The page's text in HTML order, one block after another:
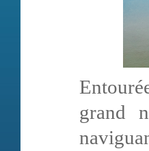
grand